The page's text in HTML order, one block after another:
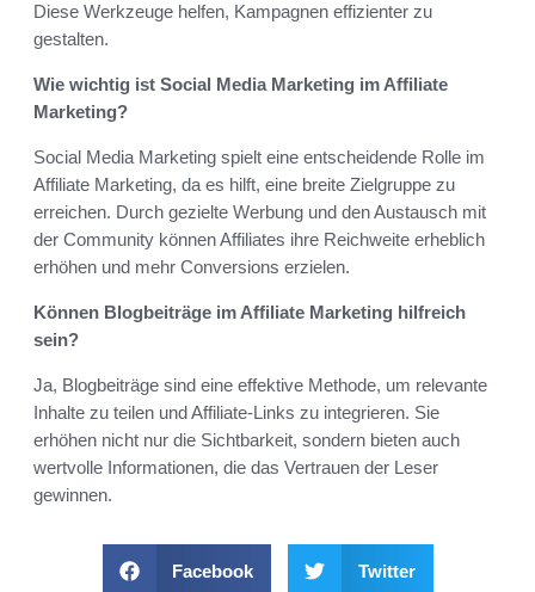
Diese Werkzeuge helfen, Kampagnen effizienter zu
gestalten.
Wie wichtig ist Social Media Marketing im Affiliate
Marketing?
Social Media Marketing spielt eine entscheidende Rolle im
Affiliate Marketing, da es hilft, eine breite Zielgruppe zu
erreichen. Durch gezielte Werbung und den Austausch mit
der Community können Affiliates ihre Reichweite erheblich
erhöhen und mehr Conversions erzielen.
Können Blogbeiträge im Affiliate Marketing hilfreich
sein?
Ja, Blogbeiträge sind eine effektive Methode, um relevante
Inhalte zu teilen und Affiliate-Links zu integrieren. Sie
erhöhen nicht nur die Sichtbarkeit, sondern bieten auch
wertvolle Informationen, die das Vertrauen der Leser
gewinnen.
Facebook Twitter